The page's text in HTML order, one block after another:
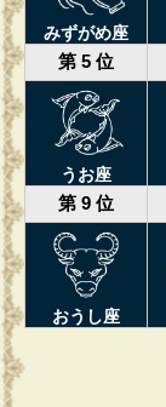
みずがめ座
第 5 位
うお座
第 9 位
おうし座